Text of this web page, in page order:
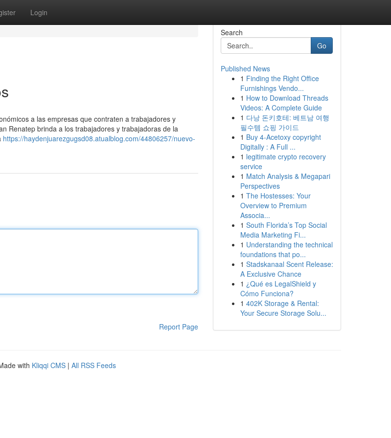
Login
a las empresas que contraten a trabajadores y
Renatep brinda a los trabajadores y trabajadoras de la
https://haydenjuarezgugsd08.atualblog.com/44806257/nuevo-
Report Page
Search
Go
Published News
1 Finding the Right Office
Furnishings Vendo...
1 How to Download Threads
Videos: A Complete Guide
1 다낭 돈키호테: 베트남 여행
필수템 쇼핑 가이드
1 Buy 4-Acetoxy copyright
Digitally : A Full ...
1 legitimate crypto recovery
service
1 Match Analysis & Megapari
Perspectives
1 The Hostesses: Your
Overview to Premium
Associa...
1 South Florida’s Top Social
Media Marketing Fi...
1 Understanding the technical
foundations that po...
1 Stadskanaal Scent Release:
A Exclusive Chance
1 ¿Qué es LegalShield y
Cómo Funciona?
1 402K Storage & Rental:
Your Secure Storage Solu...
with Kliqqi CMS | All RSS Feeds